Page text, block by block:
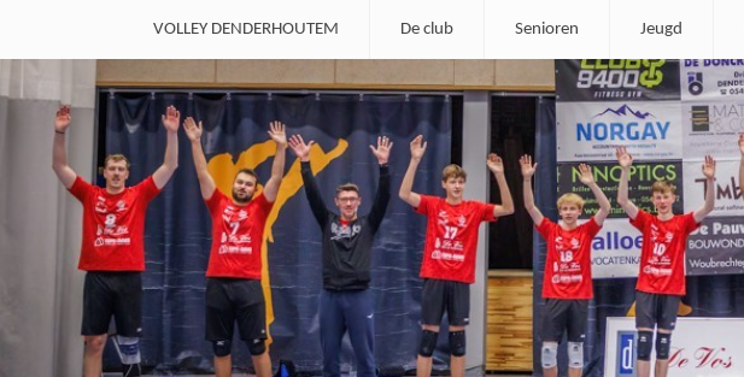
VOLLEY DENDERHOUTEM De club Senioren Jeugd